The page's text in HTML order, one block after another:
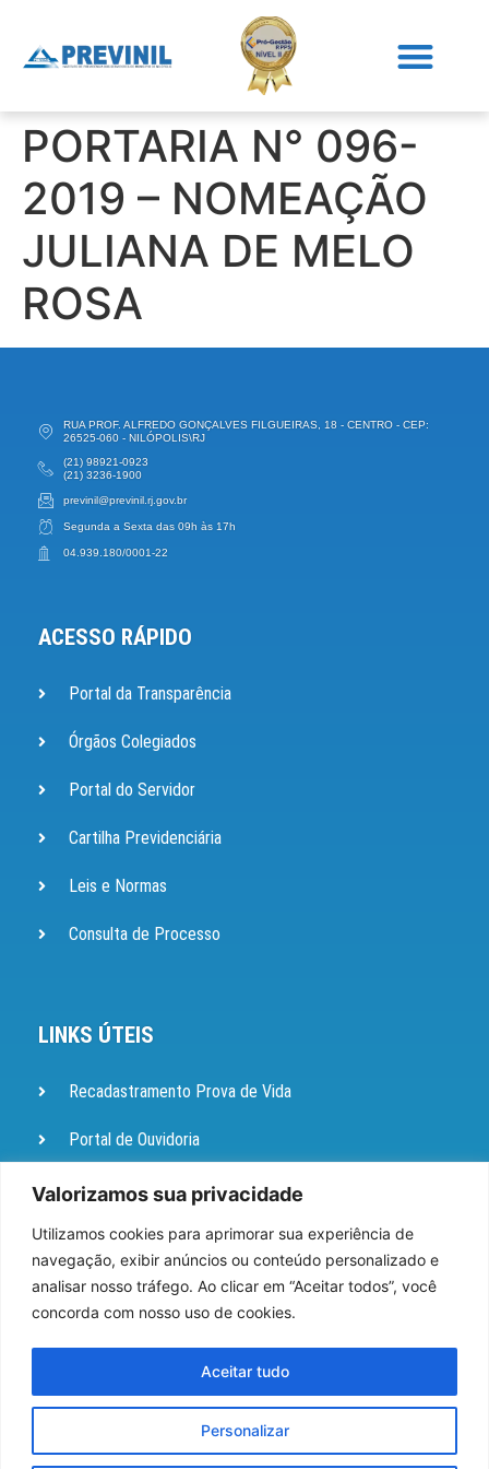
Valorizamos sua privacidade
Utilizamos cookies para aprimorar sua experiência de
navegação, exibir anúncios ou conteúdo personalizado e
analisar nosso tráfego. Ao clicar em “Aceitar todos”, você
concorda com nosso uso de cookies.
Personalizar
Aceitar tudo
PORTARIA N° 096-
2019 – NOMEAÇÃO
JULIANA DE MELO
ROSA
RUA PROF. ALFREDO GONÇALVES FILGUEIRAS, 18 - CENTRO - CEP:
26525-060 - NILÓPOLIS\RJ
(21) 98921-0923
(21) 3236-1900
previnil@previnil.rj.gov.br
Segunda a Sexta das 09h às 17h
04.939.180/0001-22
ACESSO RÁPIDO
Portal da Transparência
Órgãos Colegiados
Portal do Servidor
Cartilha Previdenciária
Leis e Normas
Consulta de Processo
LINKS ÚTEIS
Recadastramento Prova de Vida
Portal de Ouvidoria
Diário Oficial
Pesquisa de Satisfação
Administração Portal
Licitações e Contratos